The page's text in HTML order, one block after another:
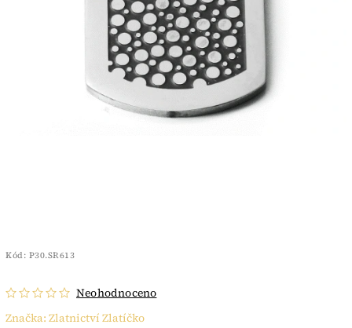
Kód: P30.SR613
Neohodnoceno
Značka: Zlatnictví Zlatíčko